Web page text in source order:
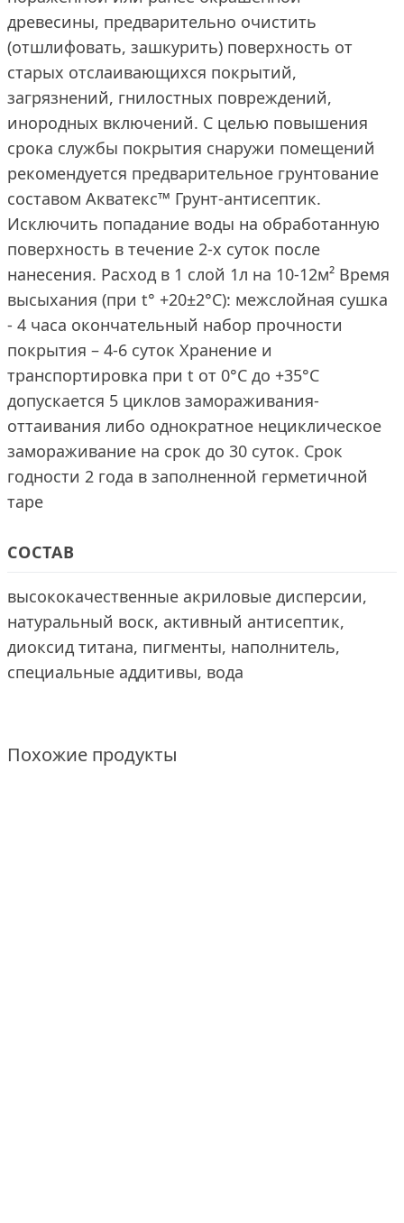
древесины, предварительно очистить
(отшлифовать, зашкурить) поверхность от
старых отслаивающихся покрытий,
загрязнений, гнилостных повреждений,
инородных включений. С целью повышения
срока службы покрытия снаружи помещений
рекомендуется предварительное грунтование
составом Акватекс™ Грунт-антисептик.
Исключить попадание воды на обработанную
поверхность в течение 2-х суток после
нанесения. Расход в 1 слой 1л на 10-12м² Время
высыхания (при t° +20±2°C): межслойная сушка
- 4 часа окончательный набор прочности
покрытия – 4-6 суток Хранение и
транспортировка при t от 0°С до +35°С
допускается 5 циклов замораживания-
оттаивания либо однократное нециклическое
замораживание на срок до 30 суток. Срок
годности 2 года в заполненной герметичной
таре
СОСТАВ
высококачественные акриловые дисперсии,
натуральный воск, активный антисептик,
диоксид титана, пигменты, наполнитель,
специальные аддитивы, вода
Похожие продукты